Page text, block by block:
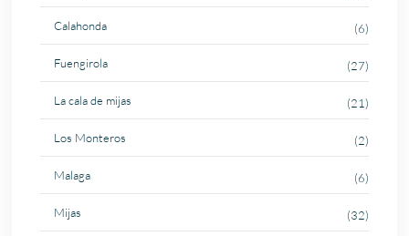
Calahonda (6)
Fuengirola (27)
La cala de mijas (21)
Los Monteros (2)
Malaga (6)
Mijas (32)